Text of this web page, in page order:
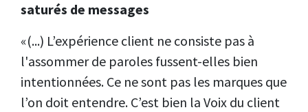
saturés de messages
«(...) L’expérience client ne consiste pas à
l'assommer de paroles fussent-elles bien
intentionnées. Ce ne sont pas les marques que
l’on doit entendre. C’est bien la Voix du client